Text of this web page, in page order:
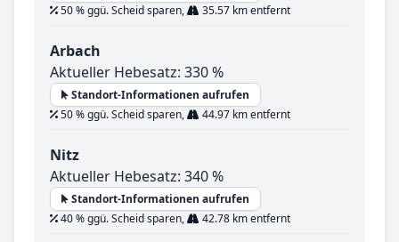
50 % ggü. Scheid sparen,
35.57 km entfernt
Arbach
Aktueller Hebesatz: 330 %
Standort-Informationen aufrufen
50 % ggü. Scheid sparen,
44.97 km entfernt
Nitz
Aktueller Hebesatz: 340 %
Standort-Informationen aufrufen
40 % ggü. Scheid sparen,
42.78 km entfernt